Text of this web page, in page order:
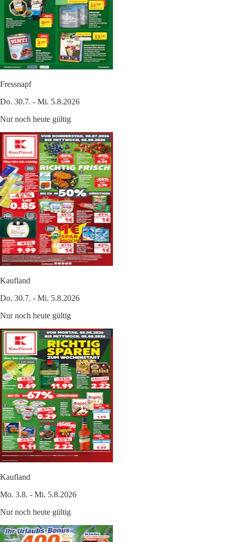
Fressnapf
Do. 30.7. - Mi. 5.8.2026
Nur noch heute gültig
Kaufland
Do. 30.7. - Mi. 5.8.2026
Nur noch heute gültig
Kaufland
Mo. 3.8. - Mi. 5.8.2026
Nur noch heute gültig